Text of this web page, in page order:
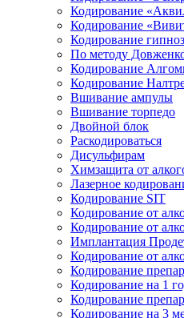
Кодирование
Кодирование
Кодирование
По методу
Кодирование
Кодирование
Вшивание ампулы
Вшивание торпедо
Двойной блок
Раскодироваться
Дисульфирам
Химзащита от
Лазерное
Кодирование SIT
Кодирование от
Кодирование от
Имплантация
Кодирование от
Кодирование
Кодирование на 1
Кодирование
Кодирование на 3